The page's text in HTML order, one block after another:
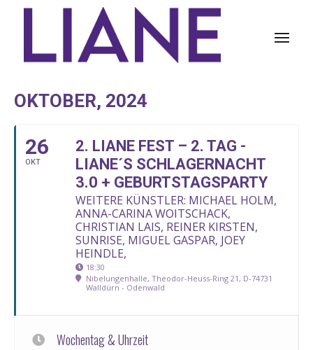
OKTOBER, 2024
26
OKT
2. LIANE FEST – 2. TAG -
LIANE´S SCHLAGERNACHT
3.0 + GEBURTSTAGSPARTY
WEITERE KÜNSTLER: MICHAEL HOLM,
ANNA-CARINA WOITSCHACK,
CHRISTIAN LAIS, REINER KIRSTEN,
SUNRISE, MIGUEL GASPAR, JOEY
HEINDLE,
18:30
Nibelungenhalle, Theodor-Heuss-Ring 21, D-74731
Walldürn - Odenwald
Wochentag & Uhrzeit